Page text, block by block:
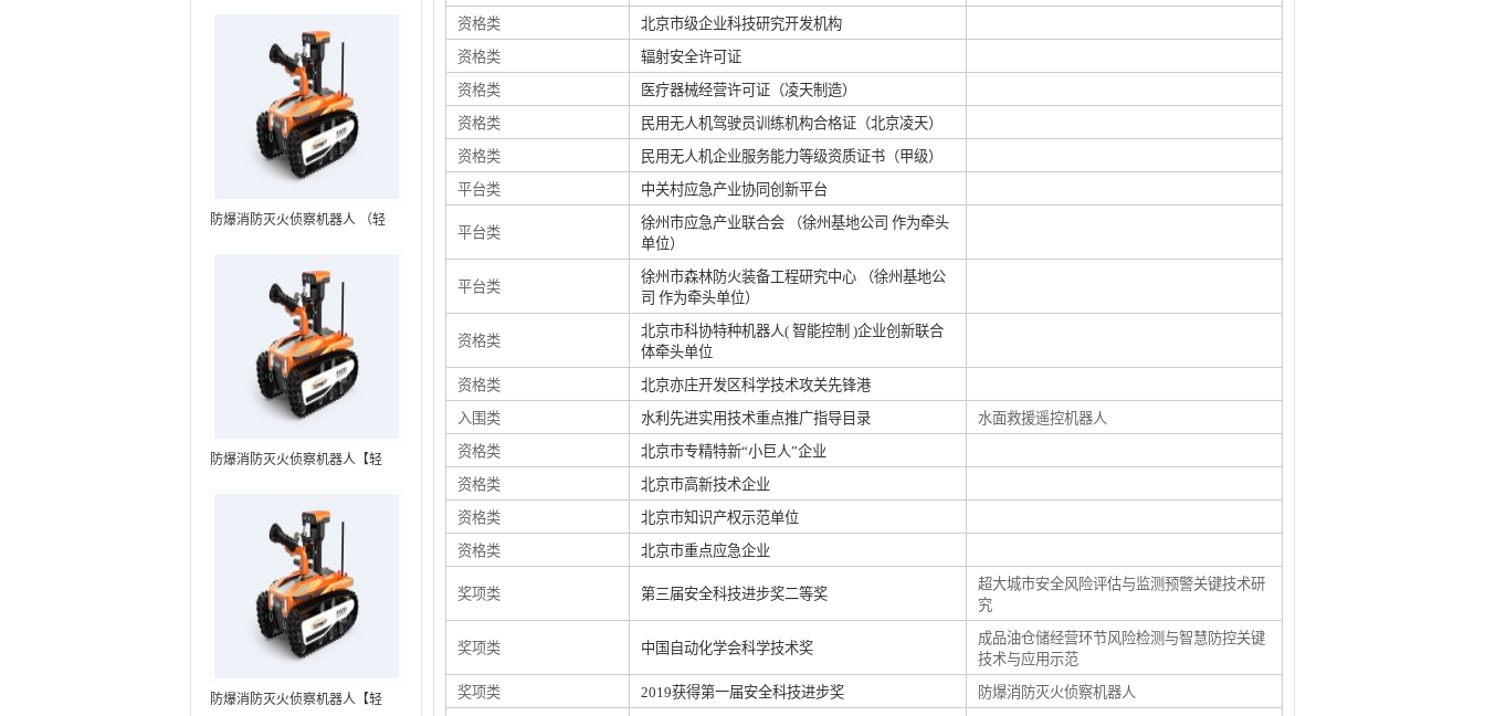
防爆消防灭火侦察机器人 （轻
MC80BD（第6代）
防爆消防灭火侦察机器人【轻
装置+语音控制+跟随功能+5G控
防爆消防灭火侦察机器人【轻
资格类
北京市级企业科技研究开发机构
资格类
辐射安全许可证
资格类
医疗器械经营许可证（凌天制造）
资格类
民用无人机驾驶员训练机构合格证（北京凌天）
资格类
民用无人机企业服务能力等级资质证书（甲级）
平台类
中关村应急产业协同创新平台
平台类
徐州市应急产业联合会 （徐州基地公司 作为牵头
单位）
平台类
徐州市森林防火装备工程研究中心 （徐州基地公
司 作为牵头单位）
资格类
北京市科协特种机器人( 智能控制 )企业创新联合
体牵头单位
资格类
北京亦庄开发区科学技术攻关先锋港
入围类
水利先进实用技术重点推广指导目录
水面救援遥控机器人
资格类
北京市专精特新“小巨人”企业
资格类
北京市高新技术企业
资格类
北京市知识产权示范单位
资格类
北京市重点应急企业
奖项类 第三届安全科技进步奖二等奖
超大城市安全风险评估与监测预警关键技术研
究
奖项类 中国自动化学会科学技术奖
成品油仓储经营环节风险检测与智慧防控关键
技术与应用示范
奖项类
2019获得第一届安全科技进步奖 防爆消防灭火侦察机器人